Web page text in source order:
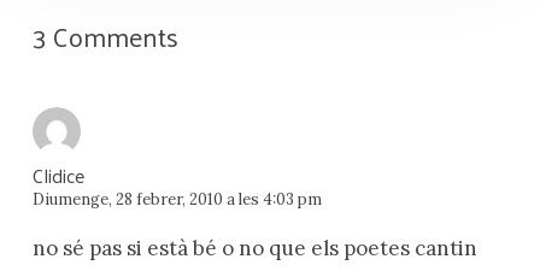
3 Comments
Clidice
Diumenge, 28 febrer, 2010 a les 4:03 pm
no sé pas si està bé o no que els poetes cantin